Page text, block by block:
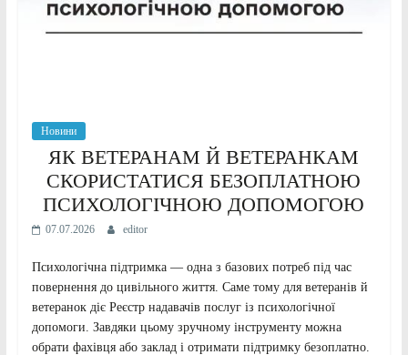
Новини
ЯК ВЕТЕРАНАМ Й ВЕТЕРАНКАМ
СКОРИСТАТИСЯ БЕЗОПЛАТНОЮ
ПСИХОЛОГІЧНОЮ ДОПОМОГОЮ
07.07.2026 editor
Психологічна підтримка — одна з базових потреб під час
повернення до цивільного життя. Саме тому для ветеранів й
ветеранок діє Реєстр надавачів послуг із психологічної
допомоги. Завдяки цьому зручному інструменту можна
обрати фахівця або заклад і отримати підтримку безоплатно.